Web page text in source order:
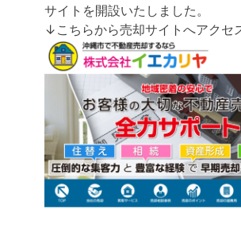
サイトを開設いたしました。
↓こちらから売却サイトへアクセ